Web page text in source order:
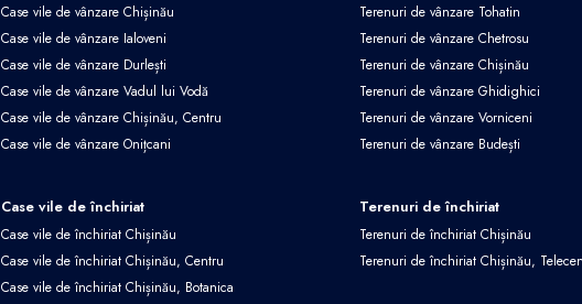
Case vile de vânzare Chișinău
Case vile de vânzare Ialoveni
Case vile de vânzare Durlești
Case vile de vânzare Vadul lui Vodă
Case vile de vânzare Chișinău, Centru
Case vile de vânzare Onițcani
Terenuri de vânzare Tohatin
Terenuri de vânzare Chetrosu
Terenuri de vânzare Chișinău
Terenuri de vânzare Ghidighici
Terenuri de vânzare Vorniceni
Terenuri de vânzare Budești
Case vile de închiriat
Case vile de închiriat Chișinău
Case vile de închiriat Chișinău, Centru
Case vile de închiriat Chișinău, Botanica
Terenuri de închiriat
Terenuri de închiriat Chișinău
Terenuri de închiriat Chișinău,